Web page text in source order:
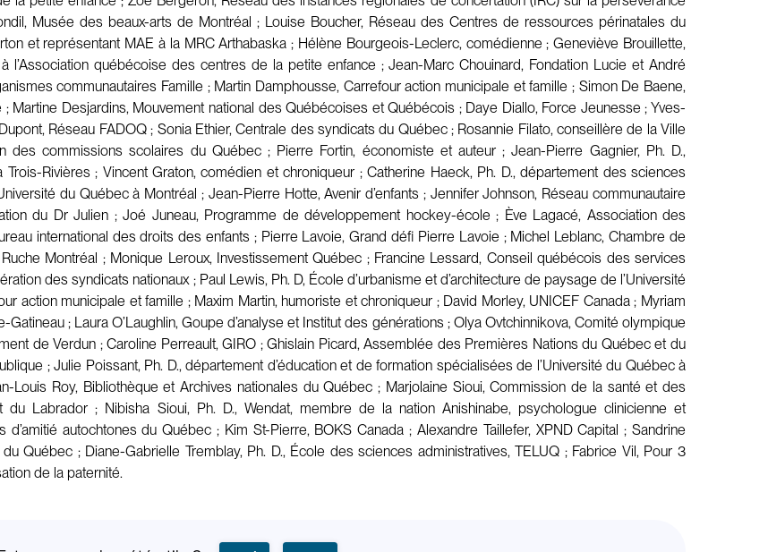
Musée des beaux-arts de Montréal ; Louise Boucher, Réseau des Centres de ressources périnatales du
et représentant MAE à la MRC Arthabaska ; Hélène Bourgeois-Leclerc, comédienne ; Geneviève Brouillette,
l’Association québécoise des centres de la petite enfance ; Jean-Marc Chouinard, Fondation Lucie et André
communautaires Famille ; Martin Damphousse, Carrefour action municipale et famille ; Simon De Baene,
Martine Desjardins, Mouvement national des Québécoises et Québécois ; Daye Diallo, Force Jeunesse ; Yves-
Réseau FADOQ ; Sonia Ethier, Centrale des syndicats du Québec ; Rosannie Filato, conseillère de la Ville
des commissions scolaires du Québec ; Pierre Fortin, économiste et auteur ; Jean-Pierre Gagnier, Ph. D.,
Rivières ; Vincent Graton, comédien et chroniqueur ; Catherine Haeck, Ph. D., département des sciences
du Québec à Montréal ; Jean-Pierre Hotte, Avenir d’enfants ; Jennifer Johnson, Réseau communautaire
du Dr Julien ; Joé Juneau, Programme de développement hockey-école ; Ève Lagacé, Association des
international des droits des enfants ; Pierre Lavoie, Grand défi Pierre Lavoie ; Michel Leblanc, Chambre de
Montréal ; Monique Leroux, Investissement Québec ; Francine Lessard, Conseil québécois des services
des syndicats nationaux ; Paul Lewis, Ph. D, École d’urbanisme et d’architecture de paysage de l’Université
action municipale et famille ; Maxim Martin, humoriste et chroniqueur ; David Morley, UNICEF Canada ; Myriam
; Laura O’Laughlin, Goupe d’analyse et Institut des générations ; Olya Ovtchinnikova, Comité olympique
de Verdun ; Caroline Perreault, GIRO ; Ghislain Picard, Assemblée des Premières Nations du Québec et du
; Julie Poissant, Ph. D., département d’éducation et de formation spécialisées de l’Université du Québec à
Louis Roy, Bibliothèque et Archives nationales du Québec ; Marjolaine Sioui, Commission de la santé et des
Labrador ; Nibisha Sioui, Ph. D., Wendat, membre de la nation Anishinabe, psychologue clinicienne et
autochtones du Québec ; Kim St-Pierre, BOKS Canada ; Alexandre Taillefer, XPND Capital ; Sandrine
Québec ; Diane-Gabrielle Tremblay, Ph. D., École des sciences administratives, TELUQ ; Fabrice Vil, Pour 3
de la paternité.